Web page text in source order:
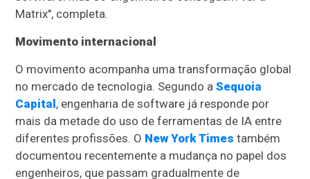
Matrix", completa.
Movimento internacional
O movimento acompanha uma transformação global
no mercado de tecnologia. Segundo aSequoia
Capital , engenharia de software já responde por
mais da metade do uso de ferramentas de IA entre
diferentes profissões. O New York Times também
documentou recentemente a mudança no papel dos
engenheiros, que passam gradualmente de